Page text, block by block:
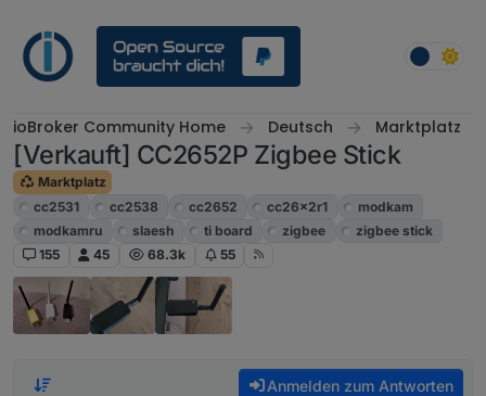
ioBroker Community Home Deutsch Marktplatz
[Verkauft] CC2652P Zigbee Stick
Marktplatz
cc2531
cc2538 cc2652 cc26x2r1
modkam
modkamru
slaesh ti board zigbee
zigbee stick
155
45 68.3k 55
Anmelden zum Antworten